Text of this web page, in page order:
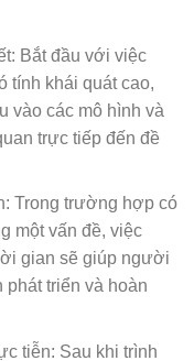
Bắt đầu với việc
tính khái quát cao,
vào các mô hình và
trực tiếp đến đề
Trong trường hợp có
một vấn đề, việc
gian sẽ giúp người
triển và hoàn
tiễn: Sau khi trình